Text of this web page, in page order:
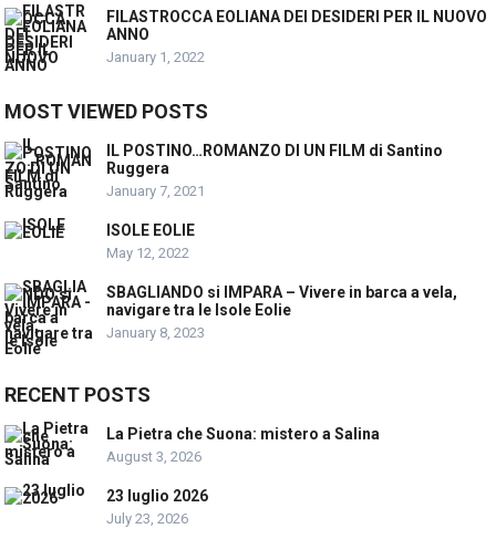
FILASTROCCA EOLIANA DEI DESIDERI PER IL NUOVO
ANNO
January 1, 2022
MOST VIEWED POSTS
IL POSTINO…ROMANZO DI UN FILM di Santino
Ruggera
January 7, 2021
ISOLE EOLIE
May 12, 2022
SBAGLIANDO si IMPARA – Vivere in barca a vela,
navigare tra le Isole Eolie
January 8, 2023
RECENT POSTS
La Pietra che Suona: mistero a Salina
August 3, 2026
23 luglio 2026
July 23, 2026